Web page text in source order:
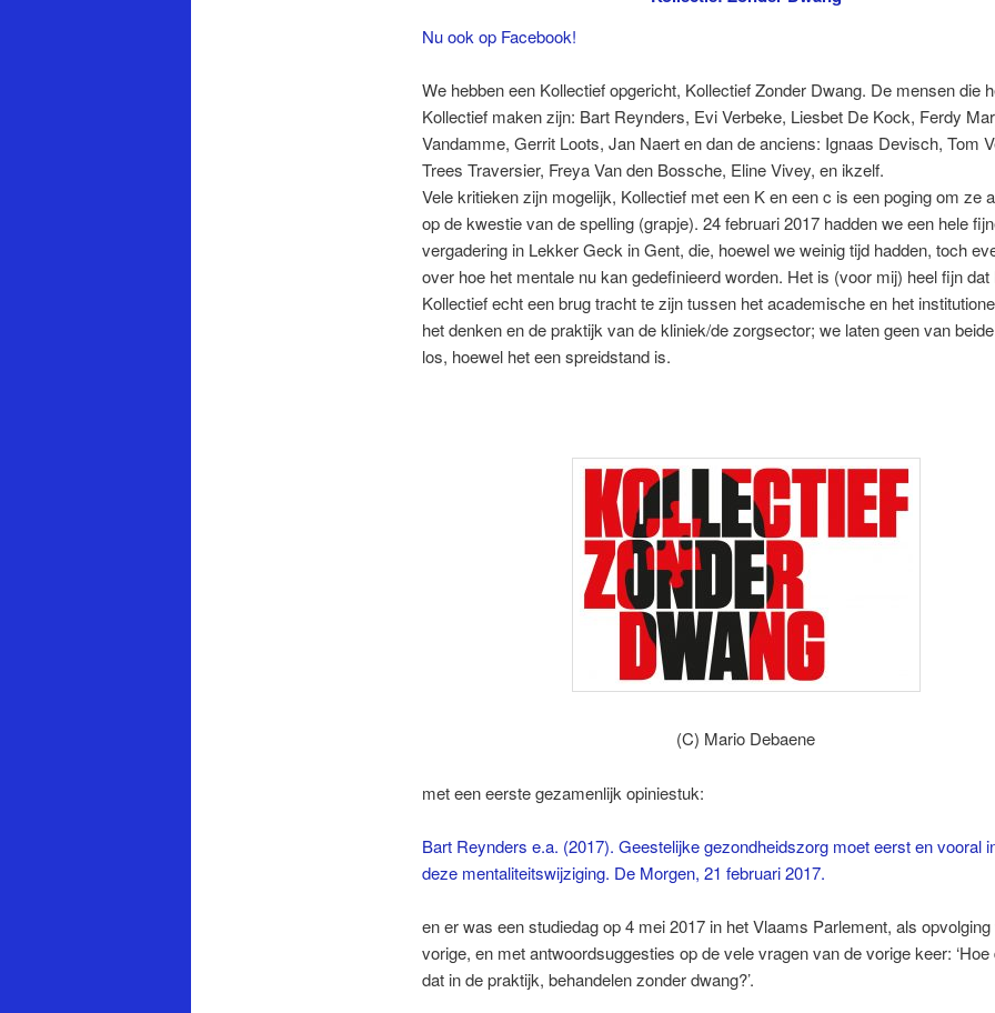
Nu ook op Facebook!
We hebben een Kollectief opgericht, Kollectief Zonder Dwang. De mensen die
Kollectief maken zijn: Bart Reynders, Evi Verbeke, Liesbet De Kock, Ferdy
Vandamme, Gerrit Loots, Jan Naert en dan de anciens: Ignaas Devisch, Tom
Trees Traversier, Freya Van den Bossche, Eline Vivey, en ikzelf.
Vele kritieken zijn mogelijk, Kollectief met een K en een c is een poging om ze
op de kwestie van de spelling (grapje). 24 februari 2017 hadden we een hele
vergadering in Lekker Geck in Gent, die, hoewel we weinig tijd hadden, toch
over hoe het mentale nu kan gedefinieerd worden. Het is (voor mij) heel fijn dat
Kollectief echt een brug tracht te zijn tussen het academische en het
het denken en de praktijk van de kliniek/de zorgsector; we laten geen van
los, hoewel het een spreidstand is.
(C) Mario Debaene
met een eerste gezamenlijk opiniestuk:
Bart Reynders e.a. (2017). Geestelijke gezondheidszorg moet eerst en vooral
deze mentaliteitswijziging. De Morgen, 21 februari 2017.
en er was een studiedag op 4 mei 2017 in het Vlaams Parlement, als
vorige, en met antwoordsuggesties op de vele vragen van de vorige keer: ‘Hoe
dat in de praktijk, behandelen zonder dwang?’.